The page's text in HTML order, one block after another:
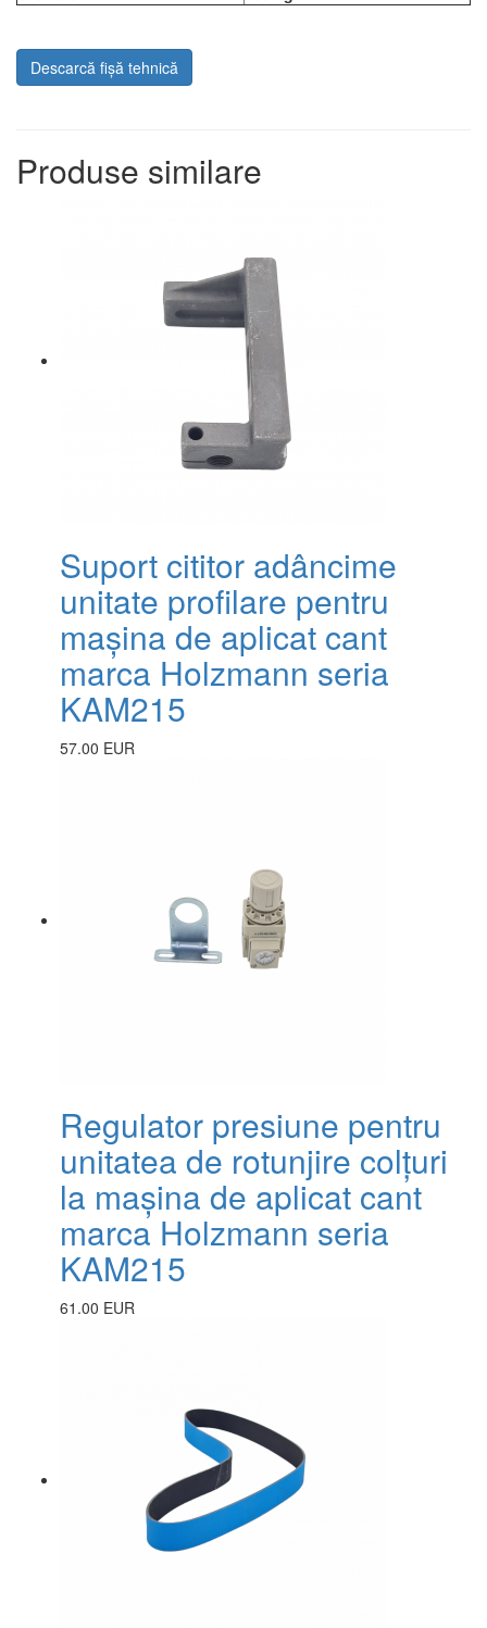
Descarcă fișă tehnică
Produse similare
Suport cititor adâncime
unitate profilare pentru
mașina de aplicat cant
marca Holzmann seria
KAM215
57.00 EUR
Regulator presiune pentru
unitatea de rotunjire colțuri
la mașina de aplicat cant
marca Holzmann seria
KAM215
61.00 EUR